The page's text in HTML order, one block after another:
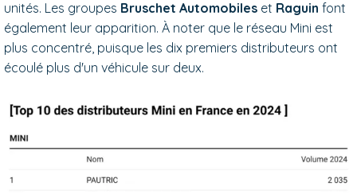
unités. Les groupes Bruschet Automobiles et Raguin font
également leur apparition. À noter que le réseau Mini est
plus concentré, puisque les dix premiers distributeurs ont
écoulé plus d'un véhicule sur deux.